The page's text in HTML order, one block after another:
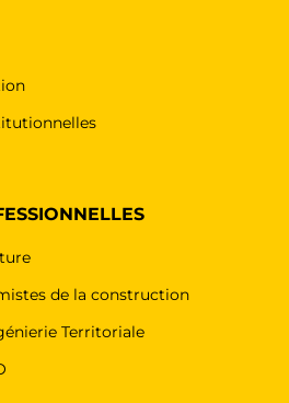
de la construction
Territoriale